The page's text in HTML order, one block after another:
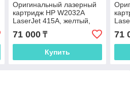
Оригинальный лазерный
картридж HP W2032A
LaserJet 415A, желтый,
2100 стр.
71 000₸
Купить
71